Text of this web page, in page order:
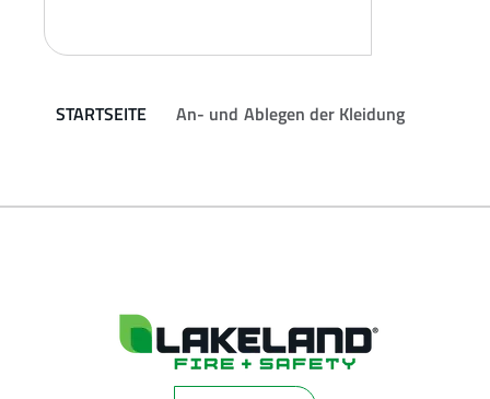
STARTSEITE An- und Ablegen der Kleidung